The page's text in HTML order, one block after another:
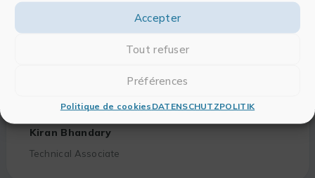
Accepter
Tout refuser
Préférences
Politique de cookies DATENSCHUTZPOLITIK
Kiran Bhandary
Technical Associate